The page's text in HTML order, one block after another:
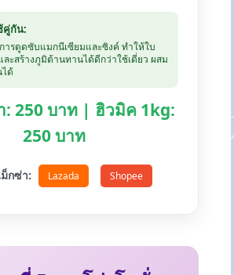
คู่กัน:
ารดูดซับแมกนีเซียมและซิงค์ ทำให้ใบ
ละสร้างภูมิต้านทานได้ดีกว่าใช้เดี่ยว ผสม
ด้
: 250 บาท | ฮิวมิค 1kg:
250 บาท
กซ่า: Lazada Shopee